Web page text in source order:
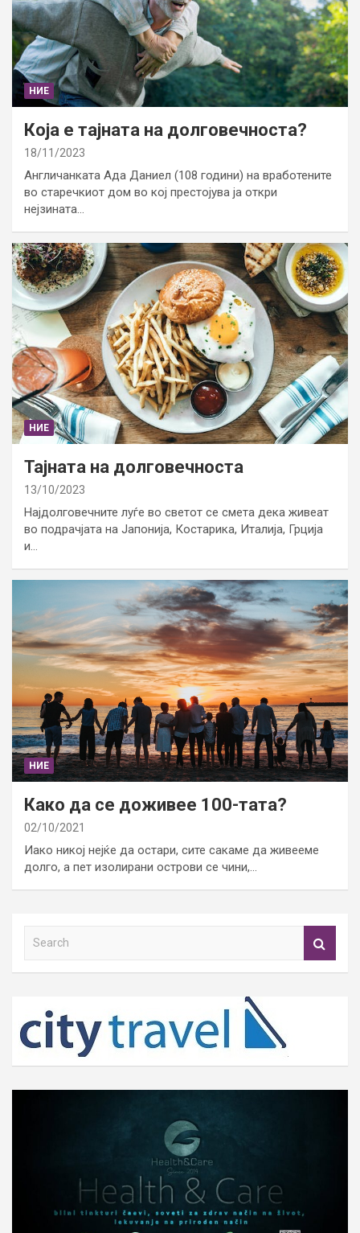
НИЕ
Која е тајната на долговечноста?
18/11/2023
Англичанката Ада Даниел (108 години) на вработените
во старечкиот дом во кој престојува ја откри
нејзината…
НИЕ
Тајната на долговечноста
13/10/2023
Најдолговечните луѓе во светот се смета дека живеат
во подрачјата на Јапонија, Костарика, Италија, Грција
и…
НИЕ
Како да се доживее 100-тата?
02/10/2021
Иако никој нејќе да остари, сите сакаме да живееме
долго, а пет изолирани острови се чини,…
h